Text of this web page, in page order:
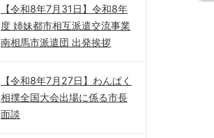
【令和8年7月31日】令和8年
度 姉妹都市相互派遣交流事業
南相馬市派遣団 出発挨拶
【令和8年7月27日】わんぱく
相撲全国大会出場に係る市長
面談